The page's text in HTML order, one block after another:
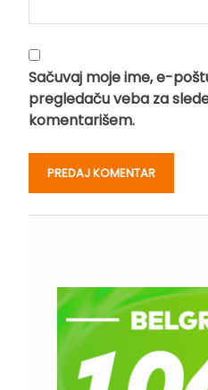
Sačuvaj moje ime, e-
pregledaču veba za
komentarišem.